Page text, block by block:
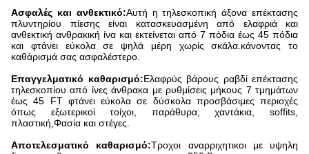
Ασφαλές και ανθεκτικό:Αυτή η τηλεσκοπική άξονα επέκτασης
πλυντηρίου πίεσης είναι κατασκευασμένη από ελαφριά και
ανθεκτική ανθρακική ίνα και εκτείνεται από 7 πόδια έως 45 πόδια
και φτάνει εύκολα σε ψηλά μέρη χωρίς σκάλα.κάνοντας το
καθάρισμά σας ασφαλέστερο.
Επαγγελματικό καθαρισμό:Ελαφρύς βάρους ραβδί επέκτασης
τηλεσκοπίου από ίνες άνθρακα με ρυθμίσεις μήκους 7 τμημάτων
έως 45 FT φτάνει εύκολα σε δύσκολα προσβάσιμες περιοχές
όπως εξωτερικοί τοίχοι, παράθυρα, χαντάκια, soffits,
πλαστική,Φασία και στέγες.
Αποτελεσματικό καθαρισμό:Τροχοι αναρριχητικοι με υψηλη